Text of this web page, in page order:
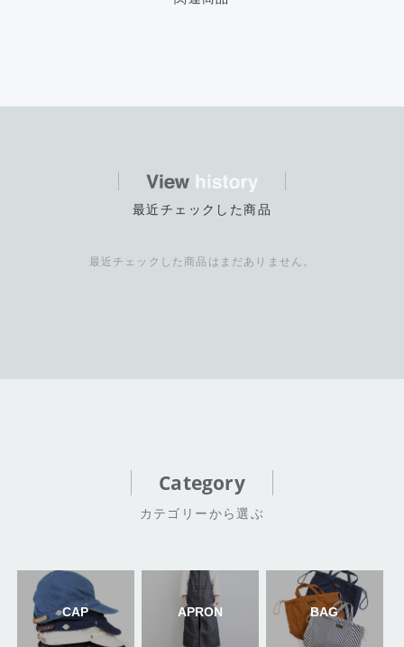
最近チェックした商品
最近チェックした商品はまだありません。
Category
カテゴリーから選ぶ
CAP APRON BAG